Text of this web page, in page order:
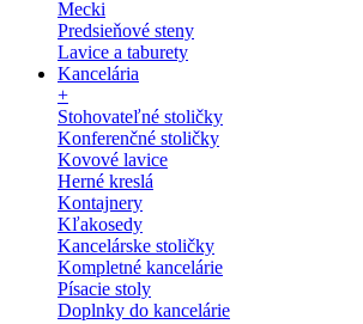
Mecki
Predsieňové steny
Lavice a taburety
Kancelária
+
Stohovateľné stoličky
Konferenčné stoličky
Kovové lavice
Herné kreslá
Kontajnery
Kľakosedy
Kancelárske stoličky
Kompletné kancelárie
Písacie stoly
Doplnky do kancelárie